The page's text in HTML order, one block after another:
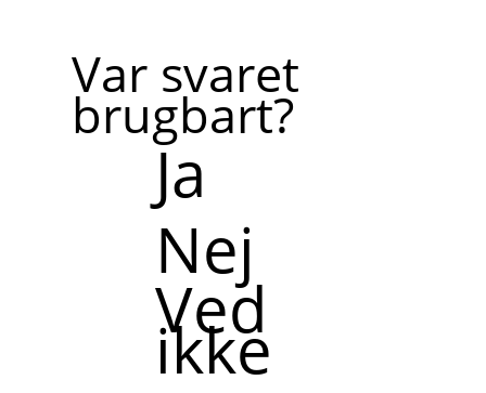
Var svaret
brugbart?
Ja
Nej
Ved
ikke